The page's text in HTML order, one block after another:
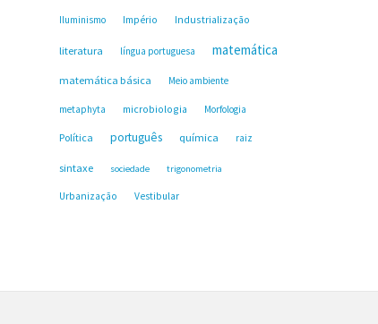
Iluminismo Império Industrialização
literatura língua portuguesa matemática
matemática básica Meio ambiente
metaphyta microbiologia Morfologia
Política português química raiz
sintaxe sociedade trigonometria
Urbanização Vestibular